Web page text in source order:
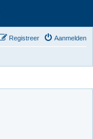
Aanmelden
Registreer